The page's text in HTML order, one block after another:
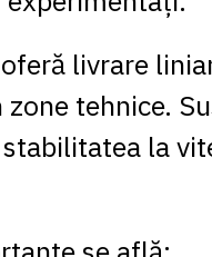
livrare
tehnice.
la